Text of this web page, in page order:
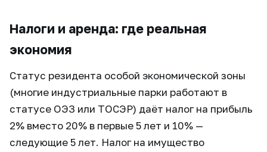
Налоги и аренда: где реальная
экономия
Статус резидента особой экономической зоны
(многие индустриальные парки работают в
статусе ОЭЗ или ТОСЭР) даёт налог на прибыль
2% вместо 20% в первые 5 лет и 10% —
следующие 5 лет. Налог на имущество